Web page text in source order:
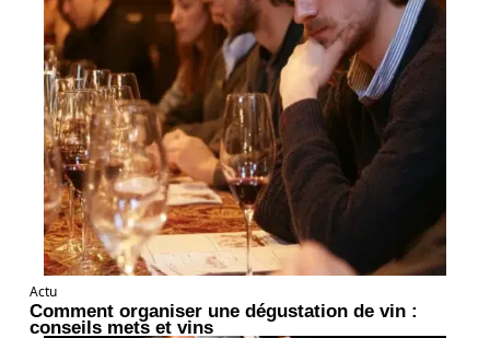
Actu
Comment organiser une dégustation de vin :
conseils mets et vins